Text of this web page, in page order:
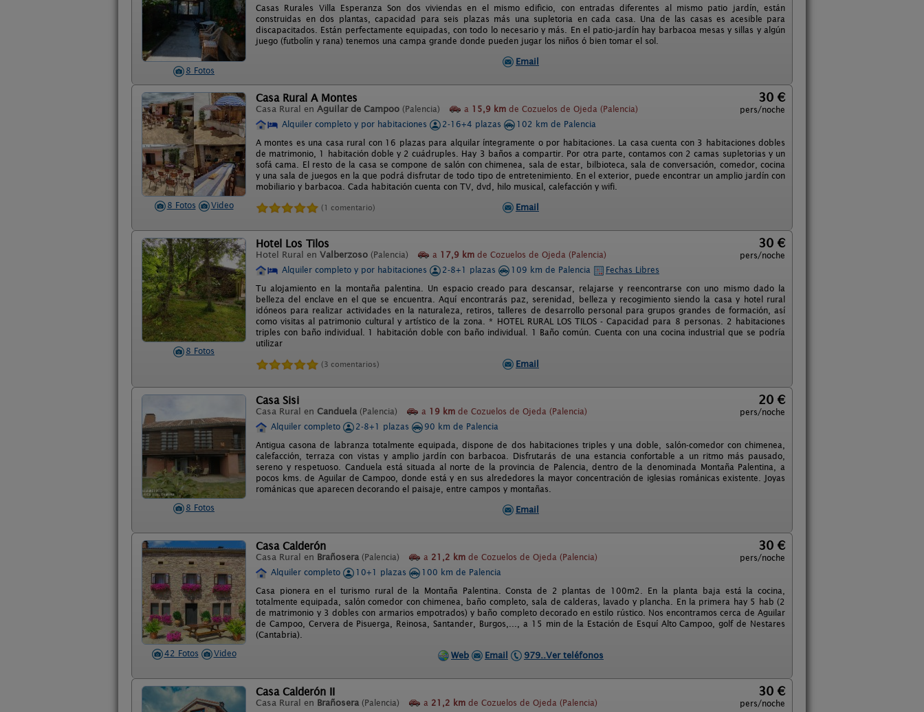
8 Fotos
Casas Rurales Villa Esperanza Son dos viviendas en el mismo edificio, con entradas diferentes al mismo patio jardín, están
construidas en dos plantas, capacidad para seis plazas más una supletoria en cada casa. Una de las casas es acesible para
discapacitados. Están perfectamente equipadas, con todo lo necesario y más. En el patio-jardín hay barbacoa mesas y sillas y algún
juego (futbolín y rana) tenemos una campa grande donde pueden jugar los niños ó bien tomar el sol.
Email
8 Fotos Video
Casa Rural A Montes
Casa Rural en Aguilar de Campoo (Palencia) a 15,9 km de Cozuelos de Ojeda (Palencia)
30 €
pers/noche
Alquiler completo y por habitaciones
2-16+4 plazas
102 km de Palencia
A montes es una casa rural con 16 plazas para alquilar íntegramente o por habitaciones. La casa cuenta con 3 habitaciones dobles
de matrimonio, 1 habitación doble y 2 cuádruples. Hay 3 baños a compartir. Por otra parte, contamos con 2 camas supletorias y un
sofá cama. El resto de la casa se compone de salón con chimenea, sala de estar, bilbioteca, sala de conversación, comedor, cocina
y una sala de juegos en la que podrá disfrutar de todo tipo de entretenimiento. En el exterior, puede encontrar un amplio jardín con
mobiliario y barbacoa. Cada habitación cuenta con TV, dvd, hilo musical, calefacción y wifi.
(1 comentario) Email
8 Fotos
Hotel Los Tilos
Hotel Rural en Valberzoso (Palencia) a 17,9 km de Cozuelos de Ojeda (Palencia)
30 €
pers/noche
Alquiler completo y por habitaciones
2-8+1 plazas 109 km de Palencia
Fechas Libres
Tu alojamiento en la montaña palentina. Un espacio creado para descansar, relajarse y reencontrarse con uno mismo dado la
belleza del enclave en el que se encuentra. Aquí encontrarás paz, serenidad, belleza y recogimiento siendo la casa y hotel rural
idóneos para realizar actividades en la naturaleza, retiros, talleres de desarrollo personal para grupos grandes de formación, así
como visitas al patrimonio cultural y artístico de la zona. * HOTEL RURAL LOS TILOS - Capacidad para 8 personas. 2 habitaciones
triples con baño individual. 1 habitación doble con baño individual. 1 Baño común. Cuenta con una cocina industrial que se podría
utilizar
(3 comentarios) Email
8 Fotos
Casa Sisi
Casa Rural en Canduela (Palencia) a 19 km de Cozuelos de Ojeda (Palencia)
20 €
pers/noche
Alquiler completo
2-8+1 plazas
90 km de Palencia
Antigua casona de labranza totalmente equipada, dispone de dos habitaciones triples y una doble, salón-comedor con chimenea,
calefacción, terraza con vistas y amplio jardín con barbacoa. Disfrutarás de una estancia confortable a un ritmo más pausado,
sereno y respetuoso. Canduela está situada al norte de la provincia de Palencia, dentro de la denominada Montaña Palentina, a
pocos kms. de Aguilar de Campoo, donde está y en sus alrededores la mayor concentración de iglesias románicas existente. Joyas
románicas que aparecen decorando el paisaje, entre campos y montañas.
Email
42 Fotos Video
Casa Calderón
Casa Rural en Brañosera (Palencia) a 21,2 km de Cozuelos de Ojeda (Palencia)
30 €
pers/noche
Alquiler completo
10+1 plazas
100 km de Palencia
Casa pionera en el turismo rural de la Montaña Palentina. Consta de 2 plantas de 100m2. En la planta baja está la cocina,
totalmente equipada, salón comedor con chimenea, baño completo, sala de calderas, lavado y plancha. En la primera hay 5 hab (2
de matrimonio y 3 dobles con armarios empotrados) y baño completo decorado en estilo rústico. Nos encontramos cerca de Aguilar
de Campoo, Cervera de Pisuerga, Reinosa, Santander, Burgos,..., a 15 min de la Estación de Esquí Alto Campoo, golf de Nestares
(Cantabria).
Web
Email 979..Ver teléfonos
Casa Calderón II
Casa Rural en Brañosera (Palencia) a 21,2 km de Cozuelos de Ojeda (Palencia)
30 €
pers/noche